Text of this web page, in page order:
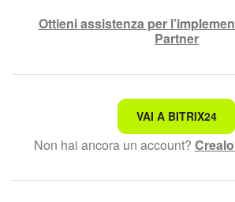
Ottieni assistenza per
Partner
Non è quello che sto cercando.
Testo complesso e incomprensibile
Le informazioni sono obsolete.
VAI A BITRIX24
Non hai ancora un account?